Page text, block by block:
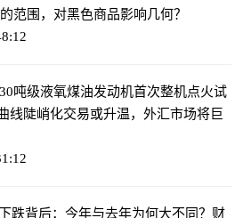
范围，对黑色商品影响几何？
吨级液氧煤油发动机首次整机点火试
线陡峭化交易或升温，外汇市场将巨
跌背后：今年与去年为何大不同？ 财